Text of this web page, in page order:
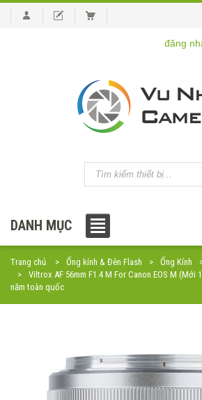
đăng
DANH MỤC
Trang chủ Ống kính & Đèn Flash Ống Kính
Viltrox AF 56mm F1.4 M For Canon EOS M (Mới
năm toàn quốc